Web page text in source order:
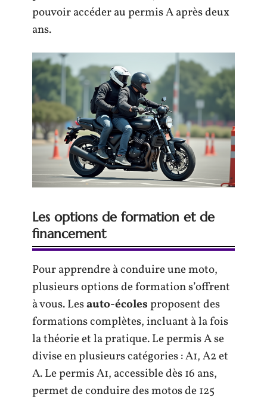
pouvoir accéder au permis A après deux
ans.
Les options de formation et de
financement
Pour apprendre à conduire une moto,
plusieurs options de formation s’offrent
à vous. Lesauto-écolesproposent des
formations complètes, incluant à la fois
la théorie et la pratique. Le permis A se
divise en plusieurs catégories : A1, A2 et
A. Le permis A1, accessible dès 16 ans,
permet de conduire des motos de 125